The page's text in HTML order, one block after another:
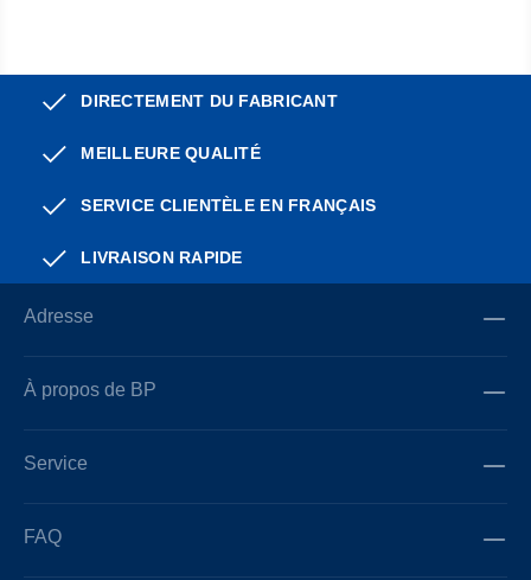
DIRECTEMENT DU FABRICANT
MEILLEURE QUALITÉ
SERVICE CLIENTÈLE EN FRANÇAIS
LIVRAISON RAPIDE
Adresse
À propos de BP
Service
FAQ